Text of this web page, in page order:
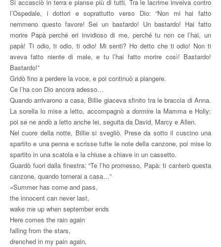
Si accasciò in terra e pianse più di tutti. Tra le lacrime inveiva contro
l’Ospedale, i dottori e soprattutto verso Dio: “Non mi hai fatto
nemmeno questo favore! Sei un bastardo! Un bastardo! Hai fatto
morire Papà perché eri invidioso di me, perché tu non ce l’hai, un
papà! Ti odio, ti odio, ti odio! Mi senti? Ho detto che ti odio! Non ti
aveva fatto niente di male, e tu l’hai fatto morire così! Bastardo!
Bastardo!”
Gridò fino a perdere la voce, e poi continuò a piangere.
Ce l’ha con Dio ancora adesso…
Quando arrivarono a casa, Billie giaceva sfinito tra le braccia di Anna.
La sorella lo mise a letto, accompagnò a dormire la Mamma e Holly;
poi se ne andò a letto anche lei, seguita da David, Marcy e Allen.
Nel cuore della notte, Billie si svegliò. Prese da sotto il cuscino una
spartito e una penna e scrisse tutte le note della canzone, poi mise lo
spartito in una scatola e la chiuse a chiave in un cassetto.
Guardò fuori dalla finestra: “Te l’ho promesso, Papà: ti canterò questa
canzone, quando tornerai a casa…”
«Summer has come and pass,
the innocent can never last,
wake me up when september ends
Here comes the rain again
falling from the stars,
drenched in my pain again,